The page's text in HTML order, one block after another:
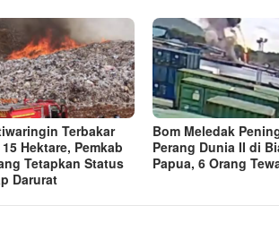
Terbakar
Hektare, Pemkab
Tetapkan Status
Darurat
Bom Meledak
Perang Dunia II di
Papua, 6 Orang